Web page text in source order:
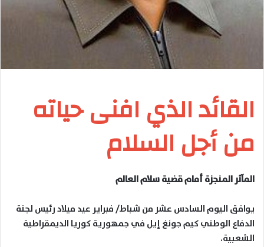
القائد الذي افنى حياته
من أجل السلام
المآثر المنجزة أمام قضية سلام العالم
يوافق اليوم السادس عشر من شباط/ فبراير عيد ميلاد رئيس لجنة
الدفاع الوطني كيم جونغ إيل في جمهورية كوريا الديمقراطية
الشعبية.